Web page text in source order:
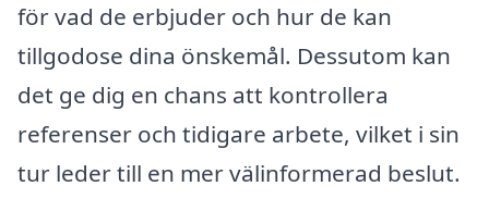
för vad de erbjuder och hur de kan
tillgodose dina önskemål. Dessutom kan
det ge dig en chans att kontrollera
referenser och tidigare arbete, vilket i sin
tur leder till en mer välinformerad beslut.